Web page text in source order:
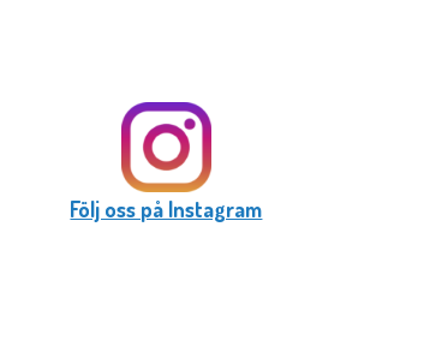
Följ oss på Instagram